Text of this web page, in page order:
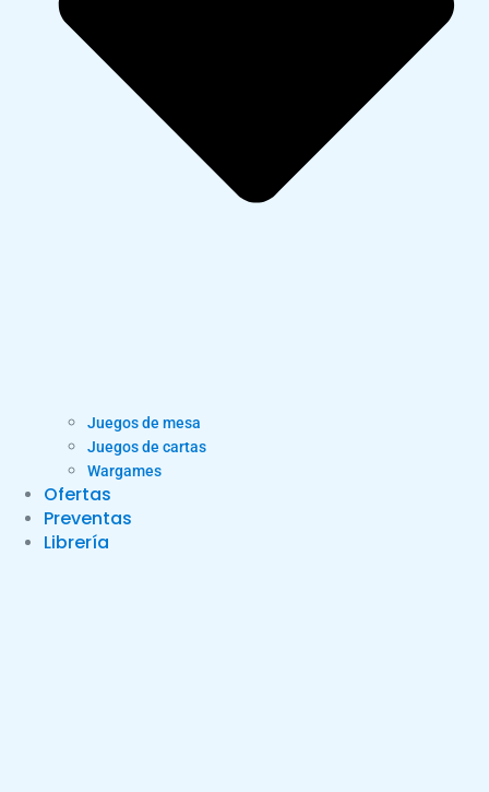
Juegos de mesa
Juegos de cartas
Wargames
Ofertas
Preventas
Librería